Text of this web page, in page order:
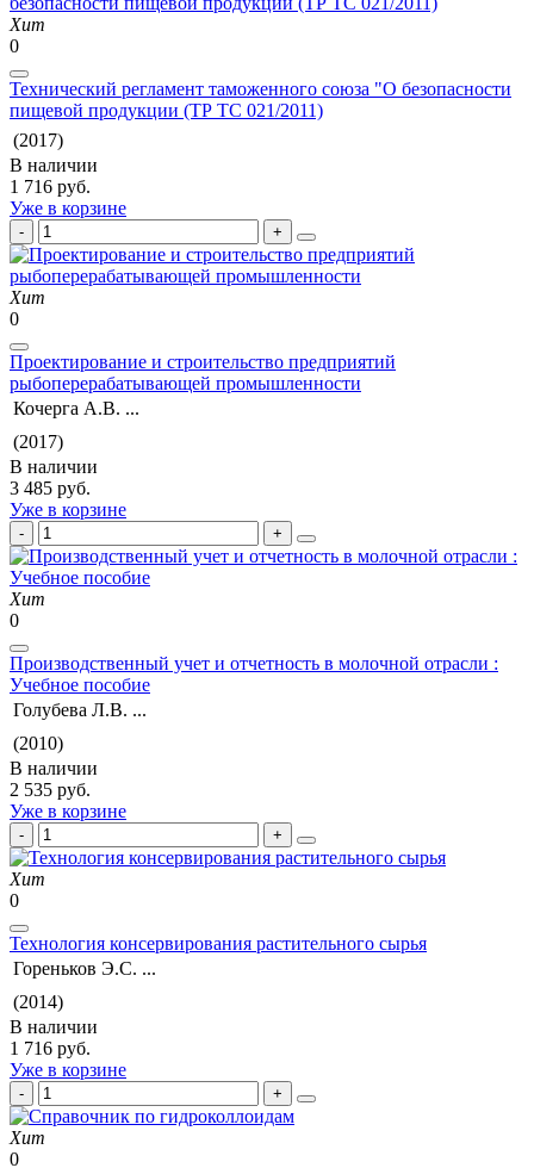
Хит
0
Технический регламент таможенного союза "О безопасности
пищевой продукции (ТР ТС 021/2011)
(2017)
В наличии
1 716 руб.
Уже в корзине
Хит
0
Проектирование и строительство предприятий
рыбоперерабатывающей промышленности
Кочерга А.В. ...
(2017)
В наличии
3 485 руб.
Уже в корзине
Хит
0
Производственный учет и отчетность в молочной отрасли :
Учебное пособие
Голубева Л.В. ...
(2010)
В наличии
2 535 руб.
Уже в корзине
Хит
0
Технология консервирования растительного сырья
Гореньков Э.С. ...
(2014)
В наличии
1 716 руб.
Уже в корзине
Хит
0